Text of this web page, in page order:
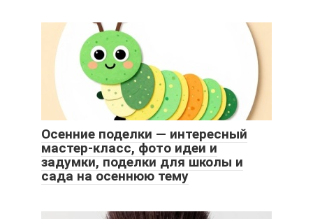
Осенние поделки — интересный
мастер-класс, фото идеи и
задумки, поделки для школы и
сада на осеннюю тему